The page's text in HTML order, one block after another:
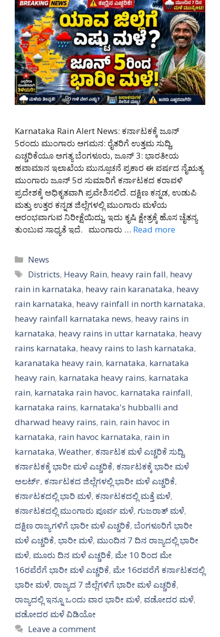
Karnataka Rain Alert News: ಕರ್ನಾಟಕಕ್ಕೆ ಜೂನ್
5ರಂದು ಮುಂಗಾರು ಆಗಮನ: ರೈತರಿಗೆ ಉತ್ತಮ ಸುದ್ದಿ,
ಎಚ್ಚರಿಕೆಯೂ ಅಗತ್ಯ ಬೆಂಗಳೂರು, ಜೂನ್ 3: ಭಾರತೀಯ
ಹವಾಮಾನ ಇಲಾಖೆಯ ಮುನ್ಸೂಚನೆ ಪ್ರಕಾರ ಈ ವರ್ಷದ ನೈಋತ್ಯ
ಮುಂಗಾರು ಜೂನ್ 5ರ ಸುಮಾರಿಗೆ ಕರ್ನಾಟಕದ ಕರಾವಳಿ
ಪ್ರದೇಶಕ್ಕೆ ಅಧಿಕೃತವಾಗಿ ಪ್ರವೇಶಿಸಲಿದೆ. ದಕ್ಷಿಣ ಕನ್ನಡ, ಉಡುಪಿ
ಮತ್ತು ಉತ್ತರ ಕನ್ನಡ ಜಿಲ್ಲೆಗಳಲ್ಲಿ ಮುಂಗಾರು ಮಳೆಯ
ಆರಂಭವಾಗುವ ನಿರೀಕ್ಷೆಯಿದ್ದು, ಇದು ಕೃಷಿ ಕ್ಷೇತ್ರಕ್ಕೆ ಹೊಸ ಚೈತನ್ಯ
ತುಂಬುವ ಸಾಧ್ಯತೆ ಇದೆ. ಮುಂಗಾರು … Read more
Categories
News
Tags
Districts, Heavy Rain, heavy rain fall, heavy
rain in karnataka, heavy rain karanataka, heavy
rain karnataka, heavy rainfall in north karnataka,
heavy rainfall karnataka news, heavy rains in
karnataka, heavy rains in uttar karnataka, heavy
rains karnataka, heavy rains to lash karnataka,
karanataka heavy rain, karnataka, karnataka
heavy rain, karnataka heavy rains, karnataka
rain, karnataka rain havoc, karnataka rainfall,
karnataka rains, karnataka's hubballi and
dharwad heavy rains, rain, rain havoc in
karnataka, rain havoc karnataka, rain in
karnataka, Weather, ಕರ್ನಾಟಕ ಮಳೆ ಎಚ್ಚರಿಕೆ ಸುದ್ದಿ,
ಕರ್ನಾಟಕಕ್ಕೆ ಭಾರೀ ಮಳೆ ಎಚ್ಚರಿಕೆ, ಕರ್ನಾಟಕಕ್ಕೆ ಭಾರೀ ಮಳೆ
ಅಲರ್ಟ್‌, ಕರ್ನಾಟಕದ ಜಿಲ್ಲೆಗಳಲ್ಲಿ ಭಾರೀ ಮಳೆ ಎಚ್ಚರಿಕೆ,
ಕರ್ನಾಟಕದಲ್ಲಿ ಭಾರಿ ಮಳೆ, ಕರ್ನಾಟಕದಲ್ಲಿ ಮತ್ತೆ ಮಳೆ,
ಕರ್ನಾಟಕದಲ್ಲಿ ಮುಂಗಾರು ಪೂರ್ವ ಮಳೆ, ಗುಜರಾತ್ ಮಳೆ,
ದಕ್ಷಿಣ ರಾಜ್ಯಗಳಿಗೆ ಭಾರೀ ಮಳೆ ಎಚ್ಚರಿಕೆ, ಬೆಂಗಳೂರಿಗೆ ಭಾರೀ
ಮಳೆ ಎಚ್ಚರಿಕೆ, ಭಾರೀ ಮಳೆ, ಮುಂದಿನ 7 ದಿನ ರಾಜ್ಯದಲ್ಲಿ ಭಾರೀ
ಮಳೆ, ಮೂರು ದಿನ ಮಳೆ ಎಚ್ಚರಿಕೆ, ಮೇ 10 ರಿಂದ ಮೇ
16ರವೆರೆಗೆ ಭಾರೀ ಮಳೆ ಎಚ್ಚರಿಕೆ, ಮೇ 16ರವರೆಗೆ ಕರ್ನಾಟಕದಲ್ಲಿ
ಭಾರೀ ಮಳೆ, ರಾಜ್ಯದ 7 ಜಿಲ್ಲೆಗಳಿಗೆ ಭಾರೀ ಮಳೆ ಎಚ್ಚರಿಕೆ,
ರಾಜ್ಯದಲ್ಲಿ ಇನ್ನೂ ಒಂದು ವಾರ ಭಾರೀ ಮಳೆ, ವಡೋದರ ಮಳೆ,
ವಡೋದರ ಮಳೆ ವಿಡಿಯೋ
Leave a comment